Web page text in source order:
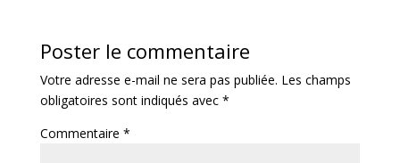
Poster le commentaire
Votre adresse e-mail ne sera pas publiée. Les champs
obligatoires sont indiqués avec *
Commentaire *